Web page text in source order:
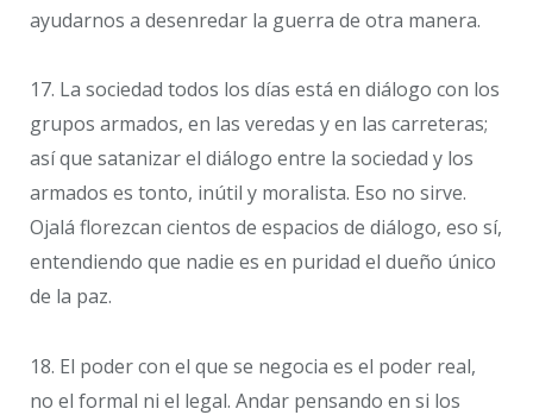
ayudarnos a desenredar la guerra de otra manera.
17. La sociedad todos los días está en diálogo con los
grupos armados, en las veredas y en las carreteras;
así que satanizar el diálogo entre la sociedad y los
armados es tonto, inútil y moralista. Eso no sirve.
Ojalá florezcan cientos de espacios de diálogo, eso sí,
entendiendo que nadie es en puridad el dueño único
de la paz.
18. El poder con el que se negocia es el poder real,
no el formal ni el legal. Andar pensando en si los